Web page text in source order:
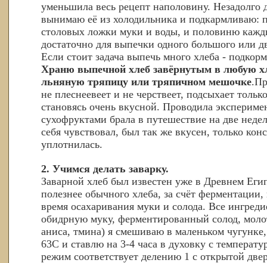
уменьшила весь рецепт наполовину. Незадолго
вынимаю её из холодильника и подкармливаю:
столовых ложки муки и воды, и половиню
достаточно для выпечки одного большого или
Если стоит задача выпечь много хлеба -
Храню выпечной хлеб завёрнутым в любую
льняную тряпицу или тряпичном мешочке
не плеснеевеет и не черствеет, подсыхает
становясь очень вкусной. Проводила
сухофруктами брала в путешествие на две
себя чувствовал, был так же вкусен, только
уплотнилась.
2. Учимся делать заварку.
Заварной хлеб был известен уже в Древнем
полезнее обычного хлеба, за счёт ферментации,
время осахаривания муки и солода. Все
обидрную муку, ферментированный солод,
аниса, тмина) я смешиваю в маленьком
63С и ставлю на 3-4 часа в духовку с
режим соответствует делению 1 с открытой